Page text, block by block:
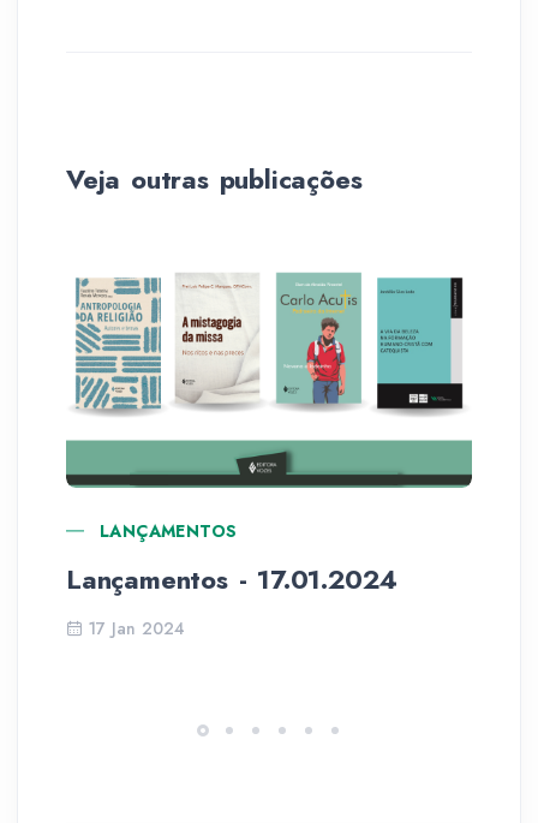
Veja outras publicações
LANÇAMENTOS
Lançamentos - 17.01.2024
17 Jan 2024